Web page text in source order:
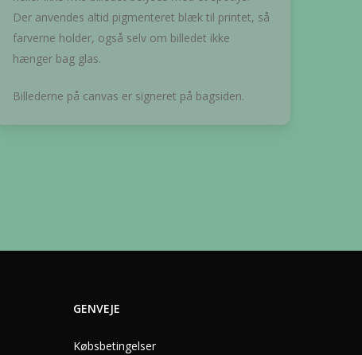
Der anvendes altid pigmenteret blæk til printet, så
farverne holder, også selv om billedet ikke
hænger bag glas.
Billederne på canvas er signeret på bagsiden.
GENVEJE
Købsbetingelser